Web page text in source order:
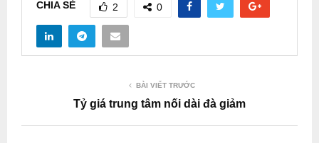
CHIA SẺ 2 0
BÀI VIẾT TRƯỚC
Tỷ giá trung tâm nối dài đà giảm